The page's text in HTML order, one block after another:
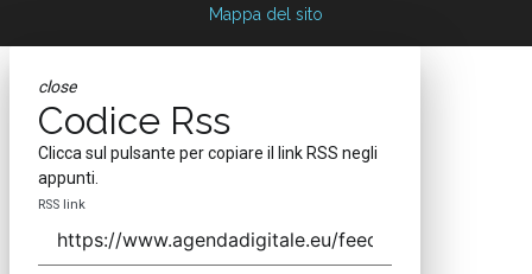
Mappa del sito
close
Codice Rss
Clicca sul pulsante per copiare il link RSS negli
appunti.
RSS link